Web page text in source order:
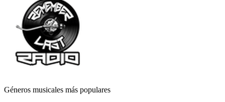
Géneros musicales más populares